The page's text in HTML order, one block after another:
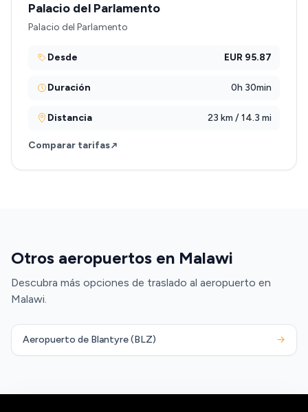
Palacio del Parlamento
Palacio del Parlamento
Desde EUR 95.87
Duración 0h 30min
Distancia 23 km / 14.3 mi
Comparar tarifas
Otros aeropuertos en Malawi
Descubra más opciones de traslado al aeropuerto en
Malawi.
Aeropuerto de Blantyre (BLZ) →